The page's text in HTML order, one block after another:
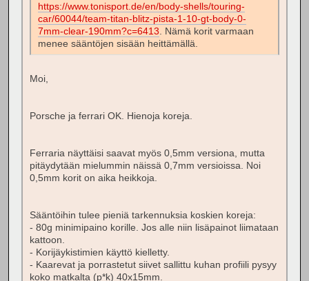
https://www.tonisport.de/en/body-shells/touring-
car/60044/team-titan-blitz-pista-1-10-gt-body-0-
7mm-clear-190mm?c=6413 . Nämä korit varmaan
menee sääntöjen sisään heittämällä.
Moi,
Porsche ja ferrari OK. Hienoja koreja.
Ferraria näyttäisi saavat myös 0,5mm versiona, mutta
pitäydytään mielummin näissä 0,7mm versioissa. Noi
0,5mm korit on aika heikkoja.
Sääntöihin tulee pieniä tarkennuksia koskien koreja:
- 80g minimipaino korille. Jos alle niin lisäpainot liimataan
kattoon.
- Korijäykistimien käyttö kielletty.
- Kaarevat ja porrastetut siivet sallittu kuhan profiili pysyy
koko matkalta (p*k) 40x15mm.